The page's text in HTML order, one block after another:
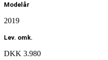
Modelår
2019
Lev. omk.
DKK 3.980